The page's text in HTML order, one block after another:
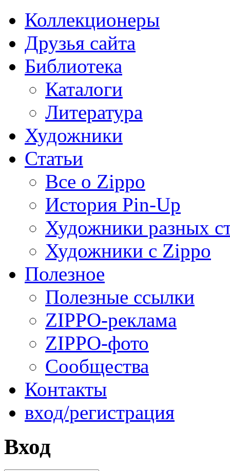
Коллекционеры
Друзья сайта
Библиотека
Каталоги
Литература
Художники
Статьи
Все о Zippo
История Pin-Up
Художники разных
Художники с Zippo
Полезное
Полезные ссылки
ZIPPO-реклама
ZIPPO-фото
Сообщества
Контакты
вход/регистрация
Вход